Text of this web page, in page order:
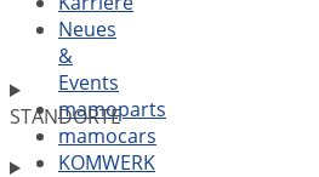
Neues
&
Events
mamoparts
mamocars
KOMWERK
STANDORTE